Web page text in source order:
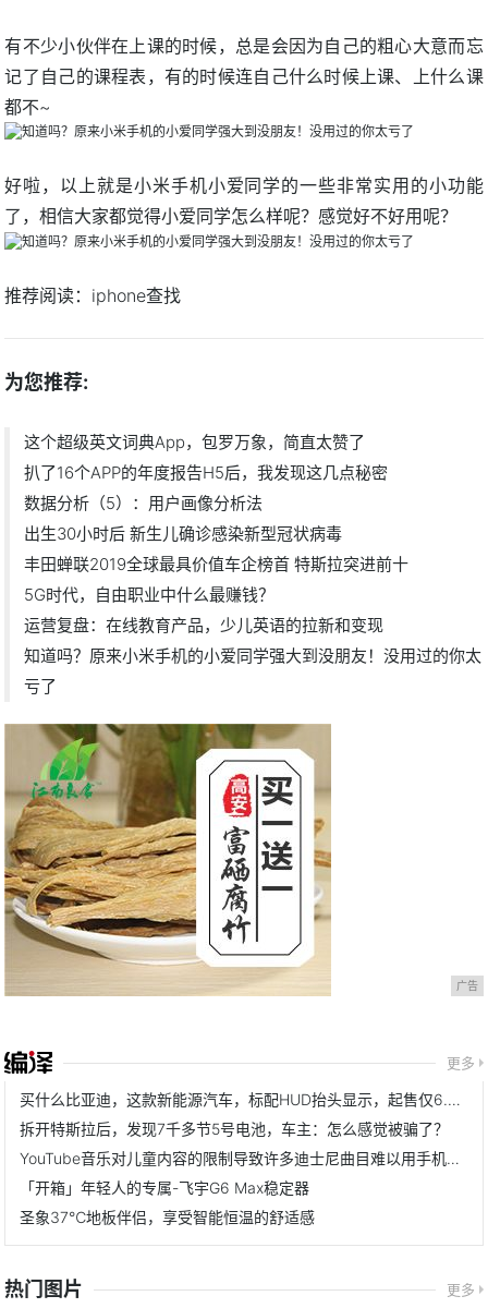
有不少小伙伴在上课的时候，总是会因为自己的粗心大意而忘
记了自己的课程表，有的时候连自己什么时候上课、上什么课
都不~
好啦，以上就是小米手机小爱同学的一些非常实用的小功能
了，相信大家都觉得小爱同学怎么样呢？感觉好不好用呢？
推荐阅读： iphone查找
为您推荐:
这个超级英文词典App，包罗万象，简直太赞了
扒了16个APP的年度报告H5后，我发现这几点秘密
数据分析（5）：用户画像分析法
出生30小时后 新生儿确诊感染新型冠状病毒
丰田蝉联2019全球最具价值车企榜首 特斯拉突进前十
5G时代，自由职业中什么最赚钱？
运营复盘：在线教育产品，少儿英语的拉新和变现
知道吗？原来小米手机的小爱同学强大到没朋友！没用过的你太
亏了
广告
更多
买什么比亚迪，这款新能源汽车，标配HUD抬头显示，起售仅6.68万
拆开特斯拉后，发现7千多节5号电池，车主：怎么感觉被骗了？
YouTube音乐对儿童内容的限制导致许多迪士尼曲目难以用手机播放
「开箱」年轻人的专属-飞宇G6 Max稳定器
圣象37℃地板伴侣，享受智能恒温的舒适感
热门图片 更多